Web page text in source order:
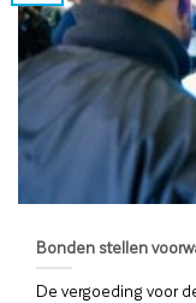
Bonden stellen
De vergoeding voor